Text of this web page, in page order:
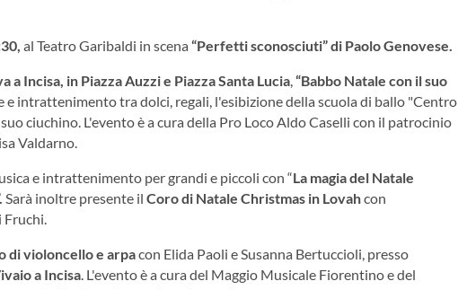
al Teatro Garibaldi in scena “Perfetti sconosciuti”di Paolo Genovese.
a Incisa, in Piazza Auzzi e Piazza Santa Lucia,“Babbo Natale con il suo
e intrattenimento tra dolci, regali, l'esibizione della scuola di ballo "Centro
ciuchino. L'evento è a cura della Pro Loco Aldo Caselli con il patrocinio
Valdarno.
e intrattenimento per grandi e piccoli con “La magia del Natale
Sarà inoltre presente il Coro di Natale Christmas in Lovahcon
Fruchi.
di violoncello e arpacon Elida Paoli e Susanna Bertuccioli, presso
a Incisa. L'evento è a cura del Maggio Musicale Fiorentino e del